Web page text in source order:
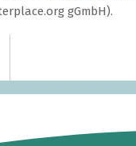
gGmbH).